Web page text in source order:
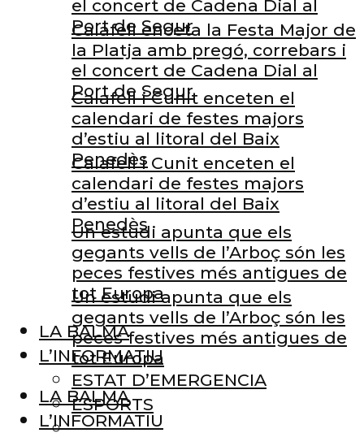
el concert de Cadena Dial al
Port de Segur
Calafell i Cunit enceten el
calendari de festes majors
d’estiu al litoral del Baix
Penedès
Un estudi apunta que els
gegants vells de l’Arboç són les
peces festives més antigues de
tot Europa
LA BALMA
L’INFORMATIU
ESTAT D’EMERGENCIA
ESPORTS
Calafell enceta la Festa Major de
la Platja amb pregó, correbars i
el concert de Cadena Dial al
Port de Segur
Calafell i Cunit enceten el
calendari de festes majors
d’estiu al litoral del Baix
Penedès
Un estudi apunta que els
gegants vells de l’Arboç són les
peces festives més antigues de
tot Europa
LA BALMA
L’INFORMATIU